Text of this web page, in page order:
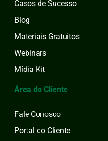
Casos de Sucesso
Blog
Materiais Gratuitos
Webinars
Mídia Kit
Área do Cliente
Fale Conosco
Portal do Cliente